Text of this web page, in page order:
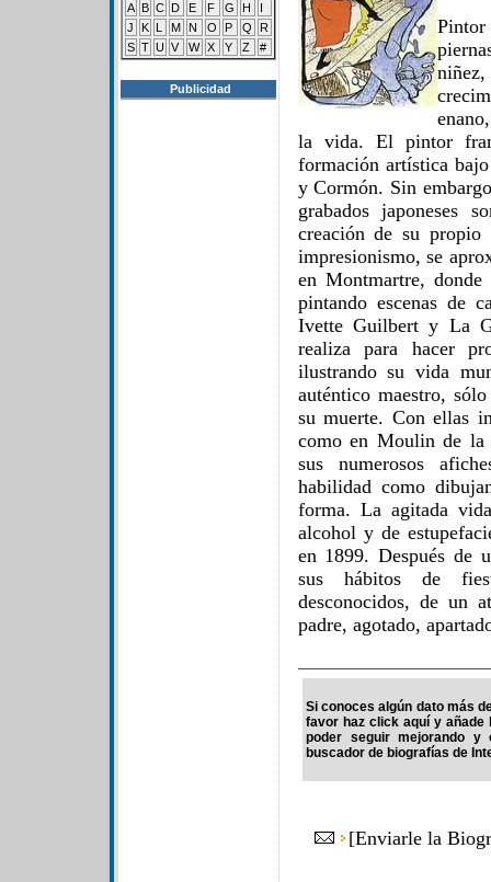
A B C D E F G H
I
J
K L M N O P Q
R
S T U V W X Y Z #
Publicidad
niñez,
la vida. El pintor
formación artística
y Cormón. Sin
grabados japoneses
creación de su
impresionismo, se
en Montmartre,
pintando escenas de
Ivette Guilbert y La
realiza para hacer
ilustrando su vida
auténtico maestro,
su muerte. Con ellas
como en Moulin de
sus numerosos
habilidad como
forma. La agitada
alcohol y de
en 1899. Después de
sus hábitos de
desconocidos, de un
padre, agotado,
Si conoces algún dato más
favor haz click aquí y
poder seguir mejorando y
buscador de biografías de
[Enviarle la